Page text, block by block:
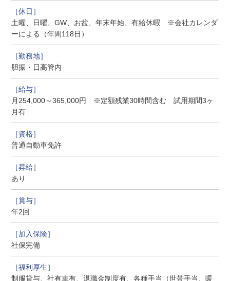
土曜、日曜、GW、お盆、年末年始、有給休暇 ※会社カレンダ
ーによる（年間118日）
胆振・日高管内
月254,000～365,000円 ※定額残業30時間含む 試用期間3ヶ
月有
普通自動車免許
あり
年2回
社保完備
制服貸与、社有車有、退職金制度有、各種手当（世帯手当、暖